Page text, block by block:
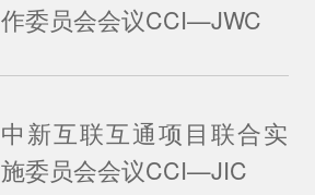
作委员会会议CCI—JWC
中新互联互通项目联合实
施委员会会议CCI—JIC